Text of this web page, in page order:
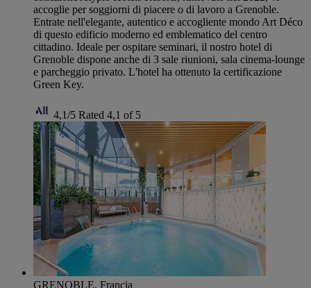
accoglie per soggiorni di piacere o di lavoro a Grenoble.
Entrate nell'elegante, autentico e accogliente mondo Art Déco
di questo edificio moderno ed emblematico del centro
cittadino. Ideale per ospitare seminari, il nostro hotel di
Grenoble dispone anche di 3 sale riunioni, sala cinema-lounge
e parcheggio privato. L'hotel ha ottenuto la certificazione
Green Key.
4,1/5 Rated 4,1 of 5
GRENOBLE, Francia